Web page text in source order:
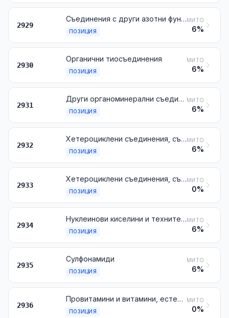
2929
Съединения с други азотни функционални групи
ПОЗИЦИЯ
МИТО
6%
2930
Органични тиосъединения
ПОЗИЦИЯ
МИТО
6%
2931
Други органоминерални съединения
ПОЗИЦИЯ
МИТО
6%
2932
Хетероциклени съединения, съдържащи само кислородни хетероатоми
ПОЗИЦИЯ
МИТО
6%
2933
Хетероциклени съединения, съдържащи само азотни хетероатоми
ПОЗИЦИЯ
МИТО
0%
2934
Нуклеинови киселини и техните соли, с определен или неопределен химичен състав; други хетероциклени съединения
ПОЗИЦИЯ
МИТО
6%
2935
Сулфонамиди
ПОЗИЦИЯ
МИТО
6%
2936
Провитамини и витамини, естествени или възпроизведени чрез синтез (включително и естествените концентрати), както и техните производни, използвани главно като витамини, смесени или не помежду си, дори във всякакви разтвори
ПОЗИЦИЯ
МИТО
0%